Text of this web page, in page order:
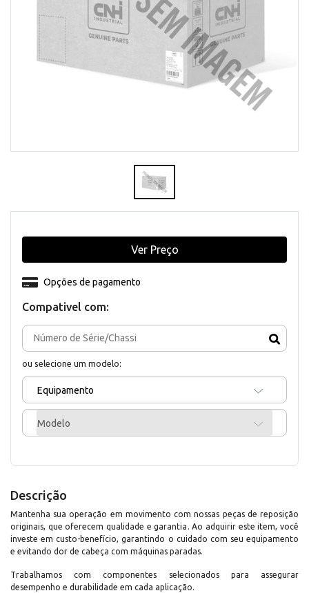
Compativel com:
ou selecione um modelo:
Equipamento
Modelo
Opções de pagamento
Ver Preço
Descrição
Mantenha sua operação em movimento com nossas peças de reposição
originais, que oferecem qualidade e garantia. Ao adquirir este item, você
investe em custo-benefício, garantindo o cuidado com seu equipamento
e evitando dor de cabeça com máquinas paradas.
Trabalhamos com componentes selecionados para assegurar
desempenho e durabilidade em cada aplicação.